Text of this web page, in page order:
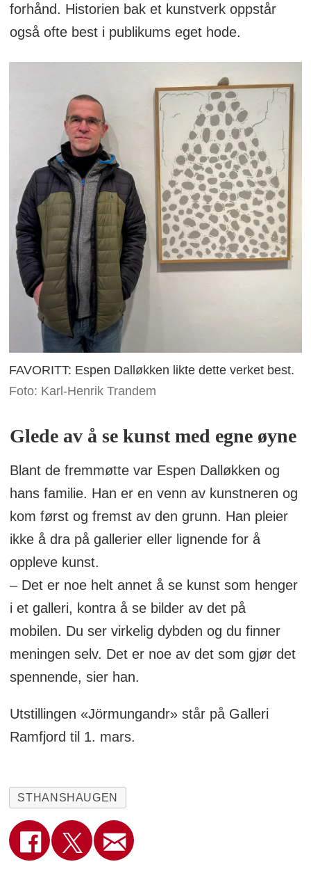
forhånd. Historien bak et kunstverk oppstår
også ofte best i publikums eget hode.
FAVORITT: Espen Dalløkken likte dette verket best.
Foto: Karl-Henrik Trandem
Glede av å se kunst med egne øyne
Blant de fremmøtte var Espen Dalløkken og
hans familie. Han er en venn av kunstneren og
kom først og fremst av den grunn. Han pleier
ikke å dra på gallerier eller lignende for å
oppleve kunst.
– Det er noe helt annet å se kunst som henger
i et galleri, kontra å se bilder av det på
mobilen. Du ser virkelig dybden og du finner
meningen selv. Det er noe av det som gjør det
spennende, sier han.
Utstillingen «Jörmungandr» står på Galleri
Ramfjord til 1. mars.
STHANSHAUGEN